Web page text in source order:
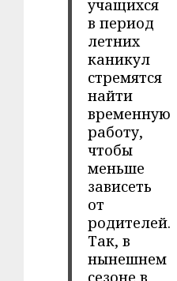
учащихся
в период
летних
каникул
стремятся
найти
временную
работу,
чтобы
меньше
зависеть
от
родителей.
Так, в
нынешнем
сезоне в